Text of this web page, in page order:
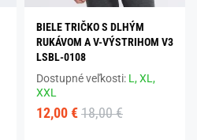
BIELE TRIČKO S DLHÝM
RUKÁVOM A V-VÝSTRIHOM V3
LSBL-0108
Dostupné veľkosti: L,XL,
XXL
12,00 € 18,00 €